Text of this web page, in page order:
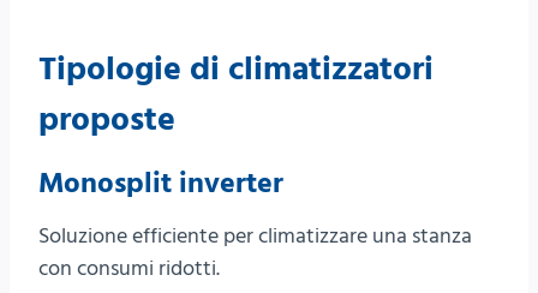
Tipologie di climatizzatori
proposte
Monosplit inverter
Soluzione efficiente per climatizzare una stanza
con consumi ridotti.